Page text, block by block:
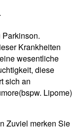
Krankheiten
wesentliche
diese
sich an
Lipome)
Zuviel merken Sie